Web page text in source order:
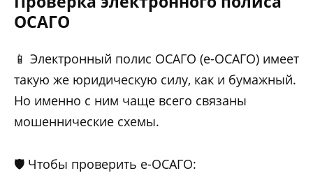
ОСАГО
📱 Электронный полис ОСАГО (е-ОСАГО) имеет
такую же юридическую силу, как и бумажный.
Но именно с ним чаще всего связаны
мошеннические схемы.
🛡️ Чтобы проверить е-ОСАГО: